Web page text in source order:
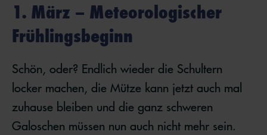
1. März – Meteorologischer
Frühlingsbeginn
Schön, oder? Endlich wieder die Schultern
locker machen, die Mütze kann jetzt auch mal
zuhause bleiben und die ganz schweren
Galoschen müssen nun auch nicht mehr sein.